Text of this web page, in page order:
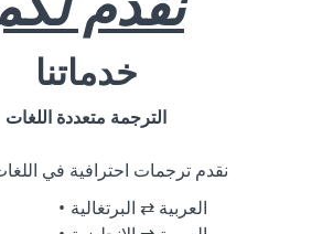
خدماتنا
الترجمة متعددة اللغات
نقدم ترجمات احترافية في اللغات
العربية ⇄ البرتغالية